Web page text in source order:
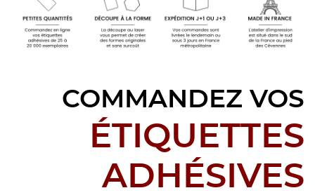
COMMANDEZ VOS
ÉTIQUETTES
ADHÉSIVES